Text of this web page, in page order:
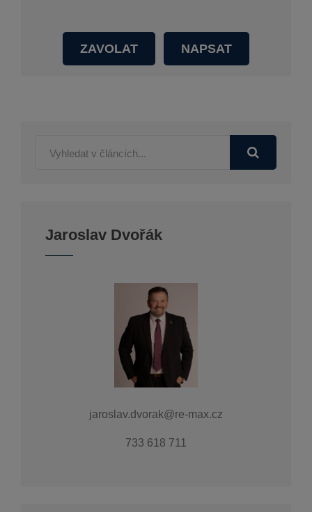
ZAVOLAT NAPSAT
Jaroslav Dvořák
jaroslav.dvorak@re-max.cz
733 618 711